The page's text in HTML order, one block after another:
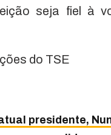
seja fiel à
do TSE
presidente,